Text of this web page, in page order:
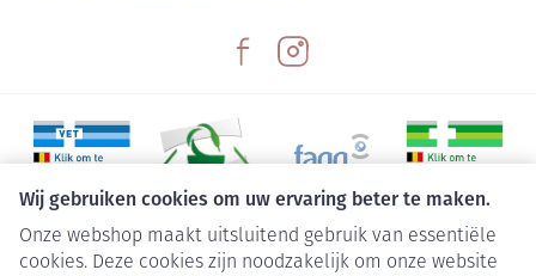
Wij gebruiken cookies om uw ervaring beter te maken.
Onze webshop maakt uitsluitend gebruik van essentiële
cookies. Deze cookies zijn noodzakelijk om onze website
Juridische links